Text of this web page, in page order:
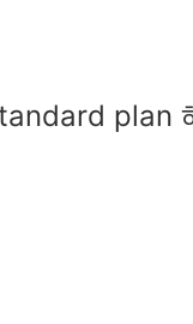
plan